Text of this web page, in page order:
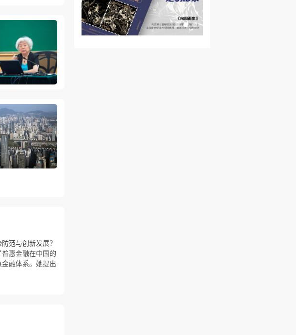
范与创新发展？
普惠金融在中国的
融体系。她提出